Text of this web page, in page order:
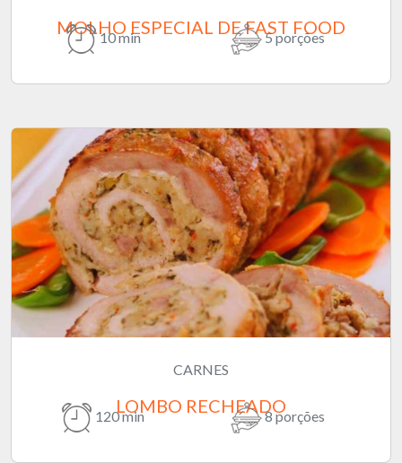
MOLHO ESPECIAL DE FAST FOOD
10 min 5 porções
CARNES
LOMBO RECHEADO
120 min 8 porções